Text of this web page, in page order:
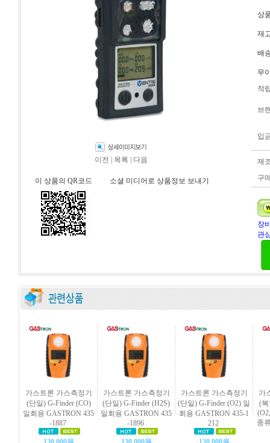
이전 목록 다음
이 상품의 QR코드 소셜 미디어로 상품정보 보내기
상
재
배
무
적
브
입
제
구
장
관
가스트론 가스측정기
(단일) G-Finder (CO)
일회용 GASTRON 435
-1887
가스트론 가스측정기
(단일) G-Finder (H2S)
일회용 GASTRON 435
-1896
가스트론 가스측정기
(단일) G-Finder (O2) 일
회용 GASTRON 435-1
212
가
(복
종